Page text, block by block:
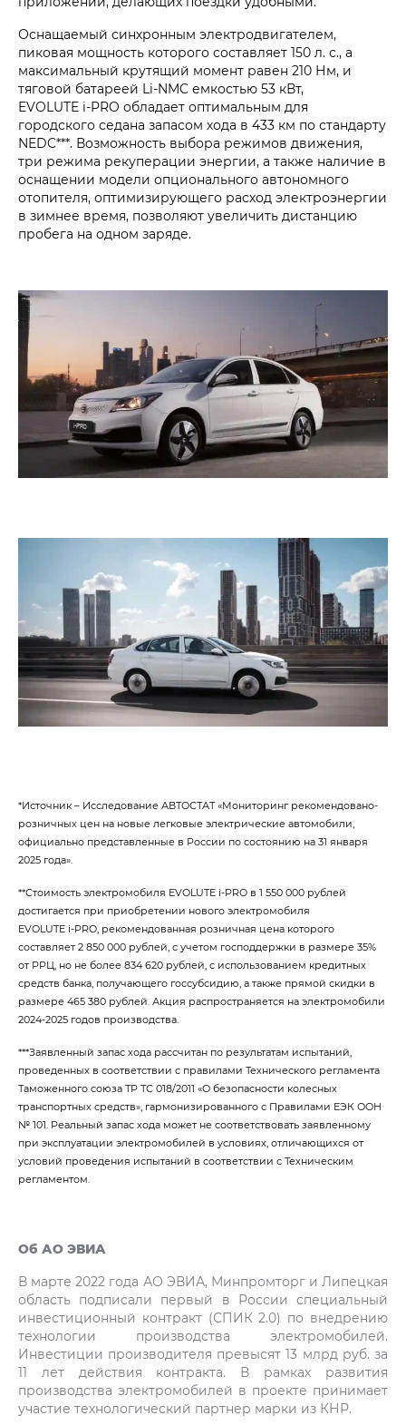
Оснащаемый синхронным электродвигателем,
пиковая мощность которого составляет 150 л. с., а
максимальный крутящий момент равен 210 Нм, и
тяговой батареей Li-NMC емкостью 53 кВт,
EVOLUTE i‑PRO обладает оптимальным для
городского седана запасом хода в 433 км по стандарту
NEDC***. Возможность выбора режимов движения,
три режима рекуперации энергии, а также наличие в
оснащении модели опционального автономного
отопителя, оптимизирующего расход электроэнергии
в зимнее время, позволяют увеличить дистанцию
пробега на одном заряде.
*Источник – Исследование АВТОСТАТ «Мониторинг рекомендовано-
розничных цен на новые легковые электрические автомобили,
официально представленные в России по состоянию на 31 января
2025 года».
**Стоимость электромобиля EVOLUTE i‑PRO в 1 550 000 рублей
достигается при приобретении нового электромобиля
EVOLUTE i‑PRO, рекомендованная розничная цена которого
составляет 2 850 000 рублей, с учетом господдержки в размере 35%
от РРЦ, но не более 834 620 рублей, с использованием кредитных
средств банка, получающего госсубсидию, а также прямой скидки в
размере 465 380 рублей. Акция распространяется на электромобили
2024-2025 годов производства.
***Заявленный запас хода рассчитан по результатам испытаний,
проведенных в соответствии с правилами Технического регламента
Таможенного союза ТР ТС 018/2011 «О безопасности колесных
транспортных средств», гармонизированного с Правилами ЕЭК ООН
№ 101. Реальный запас хода может не соответствовать заявленному
при эксплуатации электромобилей в условиях, отличающихся от
условий проведения испытаний в соответствии с Техническим
регламентом.
Об АО ЭВИА
В марте 2022 года АО ЭВИА, Минпромторг и Липецкая
область подписали первый в России специальный
инвестиционный контракт (СПИК 2.0) по внедрению
технологии производства электромобилей.
Инвестиции производителя превысят 13 млрд руб. за
11 лет действия контракта. В рамках развития
производства электромобилей в проекте принимает
участие технологический партнер марки из КНР.